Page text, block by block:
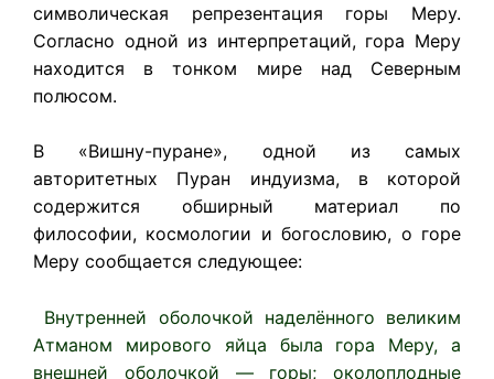
символическая репрезентация горы Меру.
Согласно одной из интерпретаций, гора Меру
находится в тонком мире над Северным
полюсом.
В «Вишну-пуране», одной из самых
авторитетных Пуран индуизма, в которой
содержится обширный материал по
философии, космологии и богословию, о горе
Меру сообщается следующее:
Внутренней оболочкой наделённого великим
Атманом мирового яйца была гора Меру, а
внешней оболочкой — горы; околоплодные